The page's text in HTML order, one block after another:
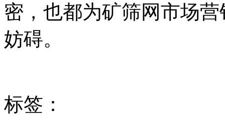
密，也都为矿筛网市场
妨碍。
标签：